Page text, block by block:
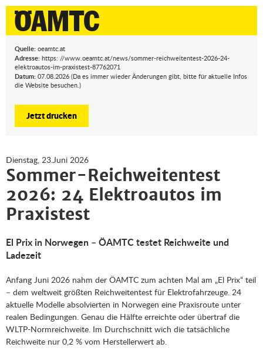
Quelle: oeamtc.at
Adresse: https: //www.oeamtc.at/news/sommer-reichweitentest-2026-24-
elektroautos-im-praxistest-87762071
Datum: 07.08.2026 (Da es immer wieder Änderungen gibt, bitte für aktuelle Infos
die Website besuchen.)
Jetzt drucken
Dienstag, 23.Juni 2026
Sommer-Reichweitentest
2026: 24 Elektroautos im
Praxistest
El Prix in Norwegen – ÖAMTC testet Reichweite und
Ladezeit
Anfang Juni 2026 nahm der ÖAMTC zum achten Mal am „El Prix“ teil
– dem weltweit größten Reichweitentest für Elektrofahrzeuge. 24
aktuelle Modelle absolvierten in Norwegen eine Praxisroute unter
realen Bedingungen. Genau die Hälfte erreichte oder übertraf die
WLTP-Normreichweite. Im Durchschnitt wich die tatsächliche
Reichweite nur 0,2 % vom Herstellerwert ab.